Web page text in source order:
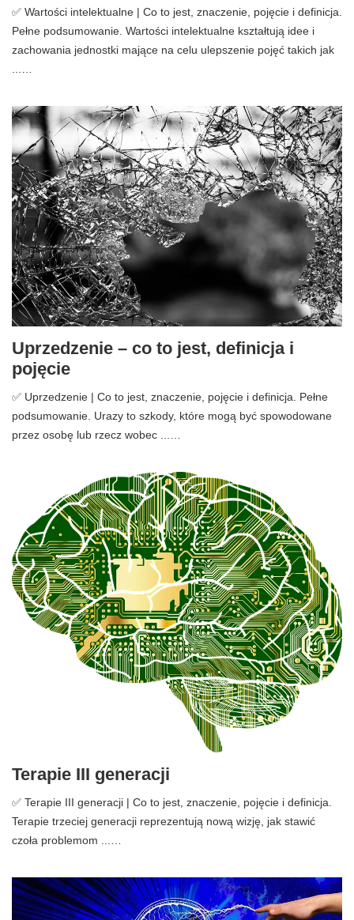
✅ Wartości intelektualne | Co to jest, znaczenie, pojęcie i definicja.
Pełne podsumowanie. Wartości intelektualne kształtują idee i
zachowania jednostki mające na celu ulepszenie pojęć takich jak
Uprzedzenie – co to jest, definicja i
pojęcie
✅ Uprzedzenie | Co to jest, znaczenie, pojęcie i definicja. Pełne
podsumowanie. Urazy to szkody, które mogą być spowodowane
przez osobę lub rzecz wobec ...…
Terapie III generacji
✅ Terapie III generacji | Co to jest, znaczenie, pojęcie i definicja.
Terapie trzeciej generacji reprezentują nową wizję, jak stawić
czoła problemom ...…